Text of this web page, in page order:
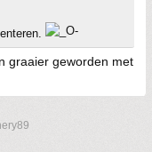
graaier geworden met